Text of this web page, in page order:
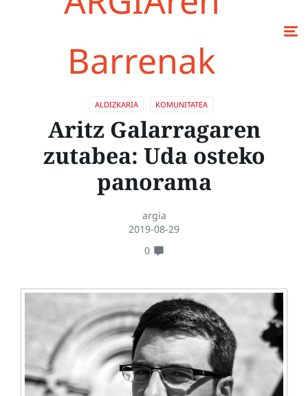
Barrenak
ALDIZKARIA KOMUNITATEA
Aritz Galarragaren
zutabea: Uda osteko
panorama
argia
2019-08-29
0